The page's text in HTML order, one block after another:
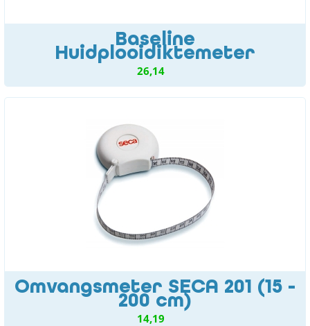
Baseline
Huidplooidiktemeter
26,14
Omvangsmeter SECA 201 (15 -
200 cm)
14,19